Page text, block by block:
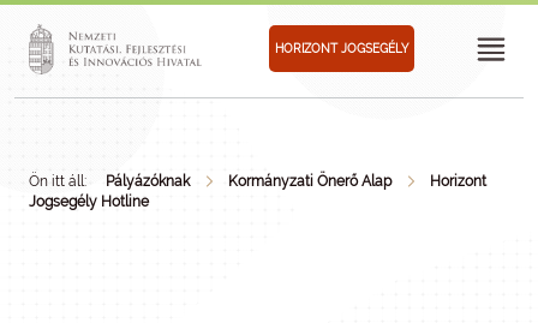
HORIZONT JOGSEGÉLY
Ön itt áll: Pályázóknak Kormányzati Önerő Alap
Horizont
Jogsegély Hotline